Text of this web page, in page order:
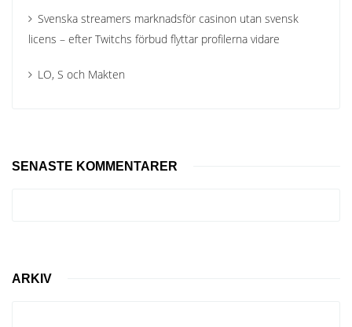
Svenska streamers marknadsför casinon utan svensk
licens – efter Twitchs förbud flyttar profilerna vidare
LO, S och Makten
SENASTE KOMMENTARER
ARKIV